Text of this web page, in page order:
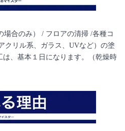
場合のみ） / フロアの清掃 /各種コ
クリル系、ガラス、UVなど）の塗
、基本１日になります。（乾燥時